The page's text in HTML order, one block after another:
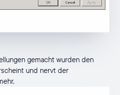
gemacht wurden den
und nervt der